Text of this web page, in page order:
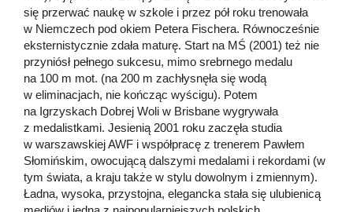
się przerwać naukę w szkole i przez pół roku trenowała
w Niemczech pod okiem Petera Fischera. Równocześnie
eksternistycznie zdała maturę. Start na MŚ (2001) też nie
przyniósł pełnego sukcesu, mimo srebrnego medalu
na 100 m mot. (na 200 m zachłysnęła się wodą
w eliminacjach, nie kończąc wyścigu). Potem
na Igrzyskach Dobrej Woli w Brisbane wygrywała
z medalistkami. Jesienią 2001 roku zaczęła studia
w warszawskiej AWF i współpracę z trenerem Pawłem
Słomińskim, owocującą dalszymi medalami i rekordami (w
tym świata, a kraju także w stylu dowolnym i zmiennym).
Ładna, wysoka, przystojna, elegancka stała się ulubienicą